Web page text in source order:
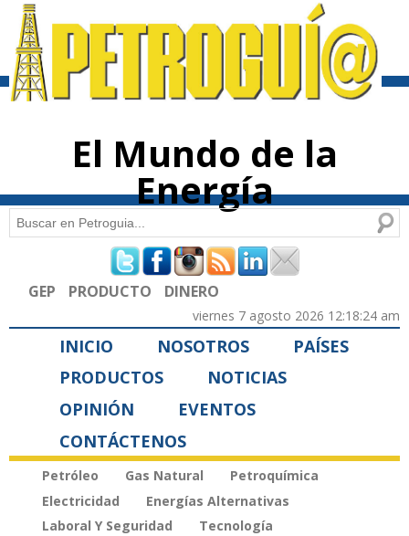
contenido
El Mundo de la
Energía
Formulario de búsqueda
Buscar
GEP PRODUCTO DINERO
viernes 7 agosto 2026 12:18:24 am
INICIO NOSOTROS
PAÍSES
PRODUCTOS
NOTICIAS
OPINIÓN
EVENTOS
CONTÁCTENOS
Petróleo Gas Natural
Petroquímica
Electricidad
Energías Alternativas
Laboral Y Seguridad
Tecnología